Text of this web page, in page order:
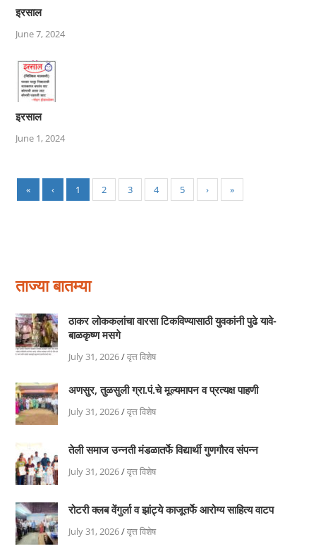
इरसाल
June 7, 2024
इरसाल
June 1, 2024
« ‹ 1 2 3 4 5 › »
ताज्या बातम्या
ठाकर लोककलांचा वारसा टिकविण्यासाठी युवकांनी पुढे यावे-
बाळकृष्ण मसगे
July 31, 2026/वृत्त विशेष
अणसुर, तुळसुली ग्रा.पं.चे मूल्यमापन व प्रत्यक्ष पाहणी
July 31, 2026/वृत्त विशेष
तेली समाज उन्नती मंडळातर्फे विद्यार्थी गुणगौरव संपन्न
July 31, 2026/वृत्त विशेष
रोटरी क्लब वेंगुर्ला व झांट्ये काजूतर्फे आरोग्य साहित्य वाटप
July 31, 2026/वृत्त विशेष